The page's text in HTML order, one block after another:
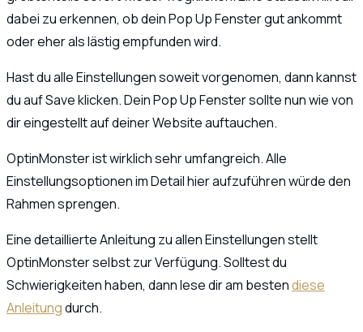
dabei zu erkennen, ob dein Pop Up Fenster gut ankommt
oder eher als lästig empfunden wird.
Hast du alle Einstellungen soweit vorgenomen, dann kannst
du auf Save klicken. Dein Pop Up Fenster sollte nun wie von
dir eingestellt auf deiner Website auftauchen.
OptinMonster ist wirklich sehr umfangreich. Alle
Einstellungsoptionen im Detail hier aufzuführen würde den
Rahmen sprengen.
Eine detaillierte Anleitung zu allen Einstellungen stellt
OptinMonster selbst zur Verfügung. Solltest du
Schwierigkeiten haben, dann lese dir am bestendiese
Anleitungdurch.